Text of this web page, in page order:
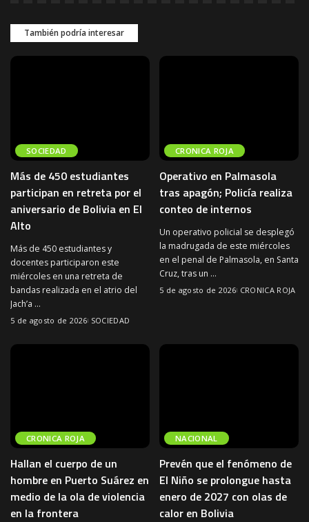
También podría interesar
SOCIEDAD
Más de 450 estudiantes
participan en retreta por el
aniversario de Bolivia en El
Alto
Más de 450 estudiantes y
docentes participaron este
miércoles en una retreta de
bandas realizada en el atrio del
Jach’a ...
5 de agosto de 2026 SOCIEDAD
CRONICA ROJA
Operativo en Palmasola
tras apagón; Policía realiza
conteo de internos
Un operativo policial se desplegó
la madrugada de este miércoles
en el penal de Palmasola, en Santa
Cruz, tras un ...
5 de agosto de 2026 CRONICA ROJA
CRONICA ROJA
Hallan el cuerpo de un
hombre en Puerto Suárez en
medio de la ola de violencia
en la frontera
NACIONAL
Prevén que el fenómeno de
El Niño se prolongue hasta
enero de 2027 con olas de
calor en Bolivia